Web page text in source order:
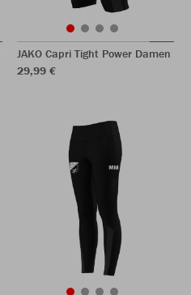
JAKO Capri Tight Power Damen
29,99 €